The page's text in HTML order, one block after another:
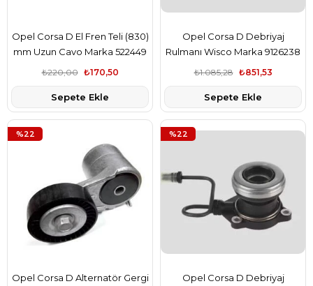
Opel Corsa D El Fren Teli (830)
mm Uzun Cavo Marka 522449
₺170,50
₺220,00
Sepete Ekle
Opel Corsa D Debriyaj
Rulmanı Wisco Marka 9126238
₺851,53
₺1.085,28
Sepete Ekle
Opel Corsa D Alternatör Gergi
%22
Opel Corsa D Debriyaj
%22